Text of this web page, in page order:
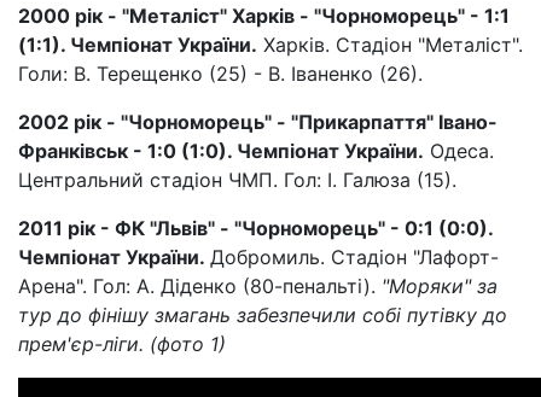
2000 рік - "Металіст" Харків - "Чорноморець" - 1:1
(1:1). Чемпіонат України. Харків. Стадіон "Металіст".
Голи: В. Терещенко (25) - В. Іваненко (26).
2002 рік - "Чорноморець" - "Прикарпаття" Івано-
Франківськ - 1:0 (1:0). Чемпіонат України. Одеса.
Центральний стадіон ЧМП. Гол: І. Галюза (15).
2011 рік - ФК "Львів" - "Чорноморець" - 0:1 (0:0).
Чемпіонат України. Добромиль. Стадіон "Лафорт-
Арена". Гол: А. Діденко (80-пенальті). "Моряки" за
тур до фінішу змагань забезпечили собі путівку до
прем'єр-ліги. (фото 1)